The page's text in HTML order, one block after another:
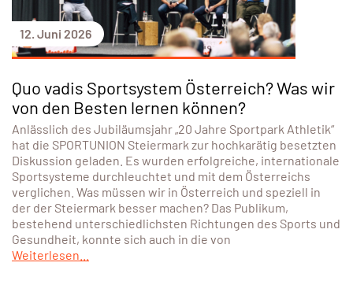
12. Juni 2026
Quo vadis Sportsystem Österreich? Was wir
von den Besten lernen können?
Anlässlich des Jubiläumsjahr „20 Jahre Sportpark Athletik“
hat die SPORTUNION Steiermark zur hochkarätig besetzten
Diskussion geladen. Es wurden erfolgreiche, internationale
Sportsysteme durchleuchtet und mit dem Österreichs
verglichen. Was müssen wir in Österreich und speziell in
der der Steiermark besser machen? Das Publikum,
bestehend unterschiedlichsten Richtungen des Sports und
Gesundheit, konnte sich auch in die von
Weiterlesen...